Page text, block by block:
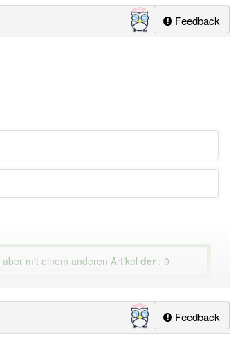
Feedback
aber mit einem anderen Artikelder : 0
Feedback